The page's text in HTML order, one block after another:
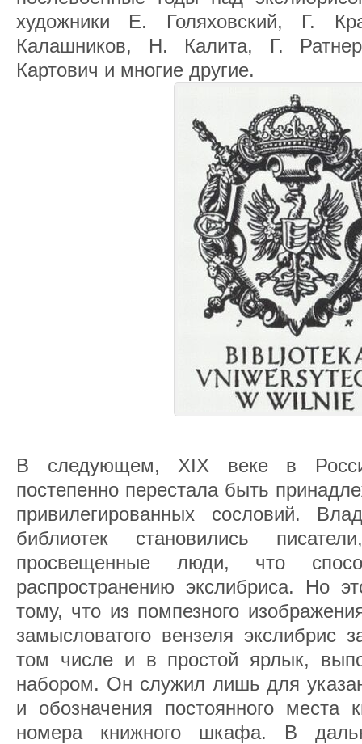
художники Е. Голяховский, Г.
Калашников, Н. Калита, Г.
Картович и многие другие.
В следующем, XIX веке в
постепенно перестала быть
привилегированных сословий.
библиотек становились
просвещенные люди, что
распространению экслибриса. Но
тому, что из помпезного
замысловатого вензеля экслибрис
том числе и в простой ярлык,
набором. Он служил лишь для
и обозначения постоянного
номера книжного шкафа. В